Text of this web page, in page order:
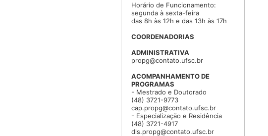
Horário de Funcionamento:
segunda à sexta-feira
das 8h às 12h e das 13h às 17h
COORDENADORIAS
ADMINISTRATIVA
propg@contato.ufsc.br
ACOMPANHAMENTO DE
PROGRAMAS
- Mestrado e Doutorado
(48) 3721-9773
cap.propg@contato.ufsc.br
- Especialização e Residência
(48) 3721-4917
dls.propg@contato.ufsc.br